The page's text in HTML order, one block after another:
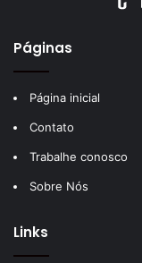
Páginas
Página inicial
Contato
Trabalhe conosco
Sobre Nós
Links